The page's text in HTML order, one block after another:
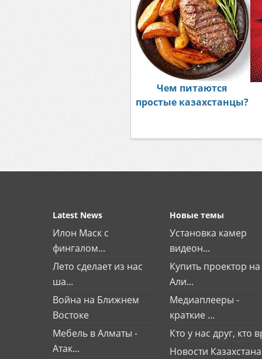
Чем питаются
простые казахстанцы?
Latest News
Илон Маск с
фингалом...
Лето сделает из нас
ша...
Война на Ближнем
Востоке
Мебель в Алматы -
Атак...
Новые темы
Установка камер
видеон...
Купить проектор на
Али...
Медиаплееры -
краткие ...
Кто у нас друг, кто
Новости Казахстана